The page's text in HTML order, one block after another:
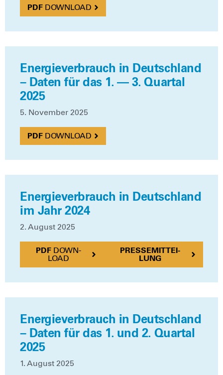
DOWN­LOAD
Energieverbrauch in Deutschland
– Daten für das 1. — 3. Quartal
2025
5. Novem­ber 2025
DOWN­LOAD
Energieverbrauch in Deutschland
im Jahr 2024
2. August 2025
DOWN­
LOAD
PRES­SE­MIT­TEI­
LUNG
Energieverbrauch in Deutschland
– Daten für das 1. und 2. Quartal
2025
1. August 2025